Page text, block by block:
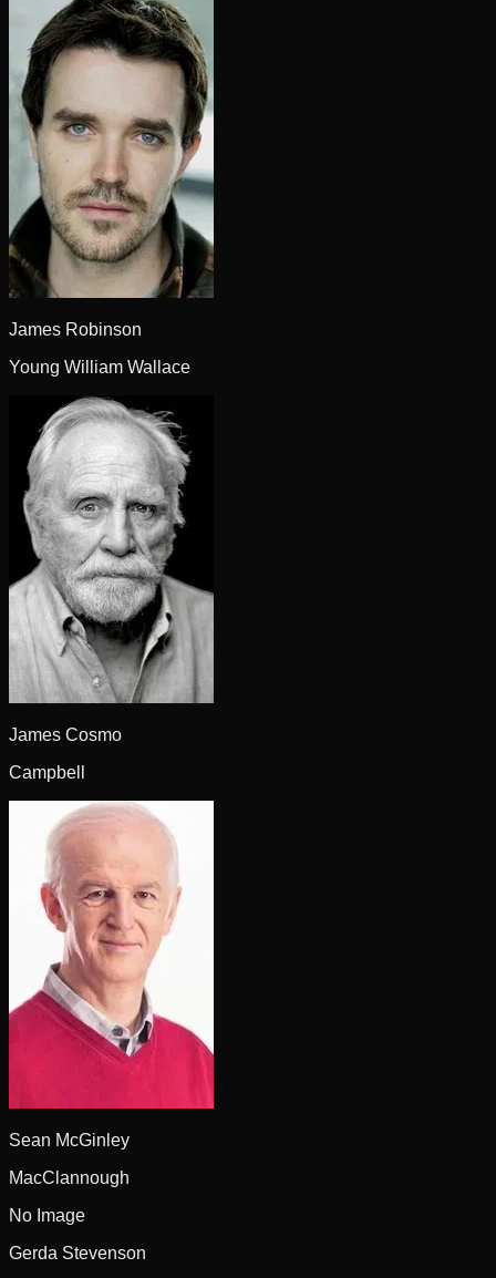
James Robinson
Young William Wallace
James Cosmo
Campbell
Sean McGinley
MacClannough
No Image
Gerda Stevenson